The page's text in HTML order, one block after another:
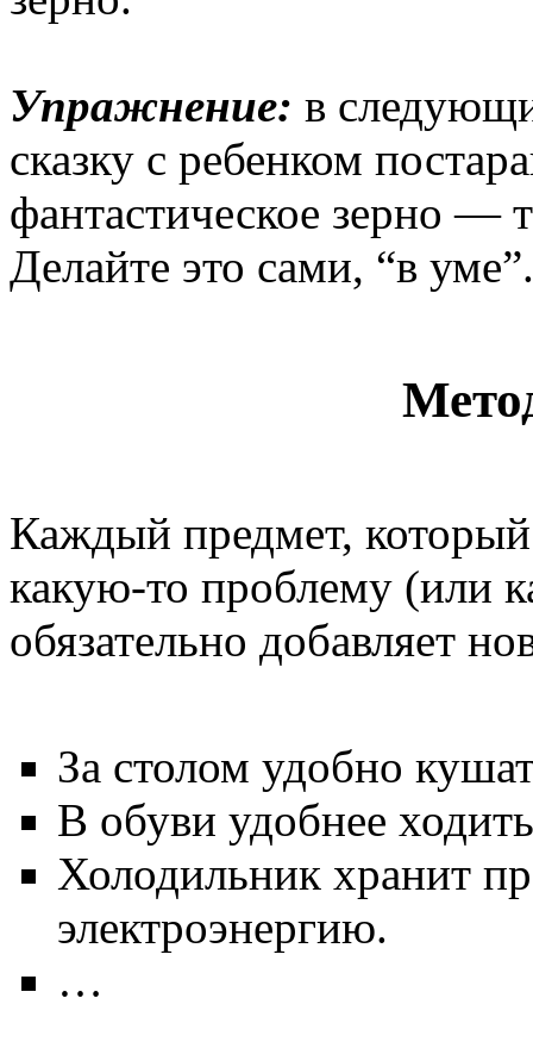
Упражнение: в
сказку с ребенком
фантастическое зерно —
Делайте это сами, “в уме”.
Каждый предмет, который
какую-то проблему (или
обязательно добавляет
За столом удобно
В обуви удобнее
Холодильник хранит
электроэнергию.
…